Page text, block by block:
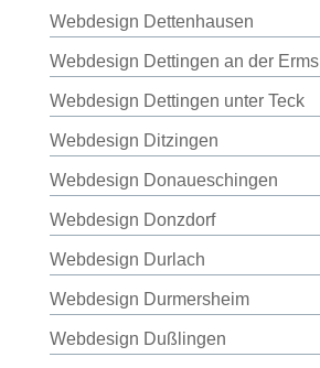
Webdesign Dettenhausen
Webdesign Dettingen an der Erms
Webdesign Dettingen unter Teck
Webdesign Ditzingen
Webdesign Donaueschingen
Webdesign Donzdorf
Webdesign Durlach
Webdesign Durmersheim
Webdesign Dußlingen